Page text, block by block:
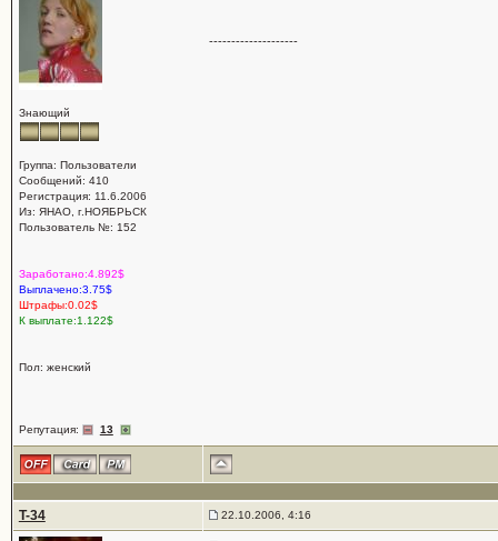
Знающий
Группа: Пользователи
Сообщений: 410
Регистрация: 11.6.2006
Из: ЯНАО, г.НОЯБРЬСК
Пользователь №: 152
Заработано:4.892$
Выплачено:3.75$
Штрафы:0.02$
К выплате:1.122$
Пол: женский
Репутация: 13
--------------------
T-34 22.10.2006, 4:16